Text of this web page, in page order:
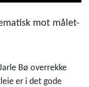
mot målet-
Bø overrekke
er i det gode